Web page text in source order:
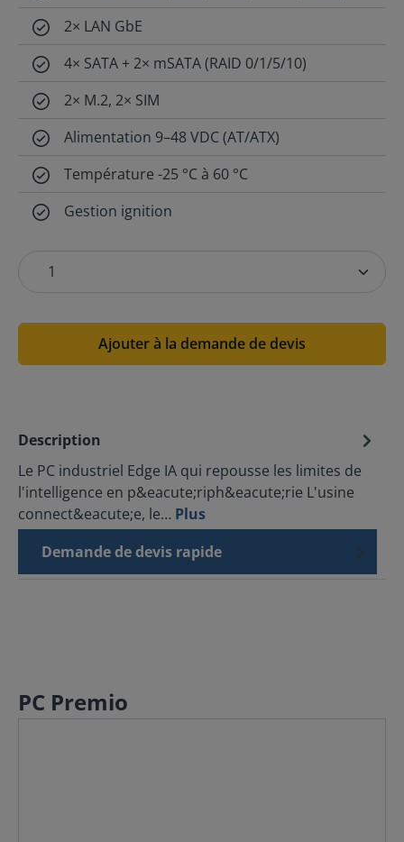
2× LAN GbE
4× SATA + 2× mSATA (RAID 0/1/5/10)
2× M.2, 2× SIM
Alimentation 9–48 VDC (AT/ATX)
Température -25 °C à 60 °C
Gestion ignition
Ajouter à la demande de devis
Description
Le PC industriel Edge IA qui repousse les limites de
l'intelligence en p&eacute;riph&eacute;rie L'usine
connect&eacute;e, le… Plus
Demande de devis rapide
PC Premio